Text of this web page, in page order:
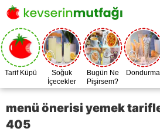
Tarif Küpü
Soğuk
İçecekler
Bugün Ne
Pişirsem?
menü önerisi yemek
405